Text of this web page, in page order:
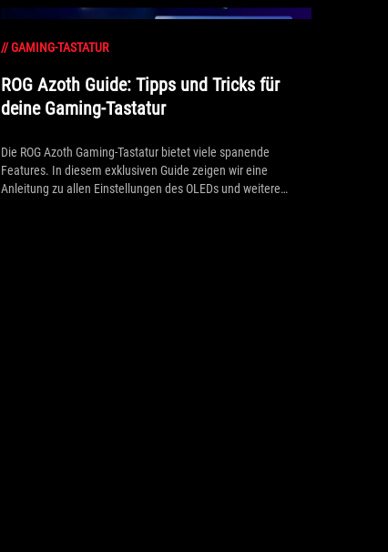
// GAMING-TASTATUR
ROG Azoth Guide: Tipps und Tricks für
deine Gaming-Tastatur
Die ROG Azoth Gaming-Tastatur bietet viele spanende
Features. In diesem exklusiven Guide zeigen wir eine
Anleitung zu allen Einstellungen des OLEDs und weitere